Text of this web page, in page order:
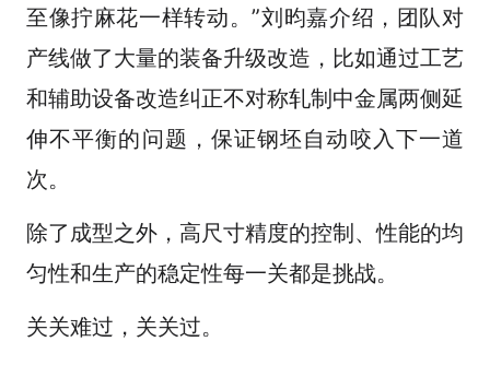
至像拧麻花一样转动。”刘昀嘉介绍，团队对
产线做了大量的装备升级改造，比如通过工艺
和辅助设备改造纠正不对称轧制中金属两侧延
伸不平衡的问题，保证钢坯自动咬入下一道
次。
除了成型之外，高尺寸精度的控制、性能的均
匀性和生产的稳定性每一关都是挑战。
关关难过，关关过。